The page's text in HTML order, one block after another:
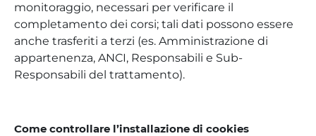
monitoraggio, necessari per verificare il
completamento dei corsi; tali dati possono essere
anche trasferiti a terzi (es. Amministrazione di
appartenenza, ANCI, Responsabili e Sub-
Responsabili del trattamento).
Come controllare l’installazione di cookies